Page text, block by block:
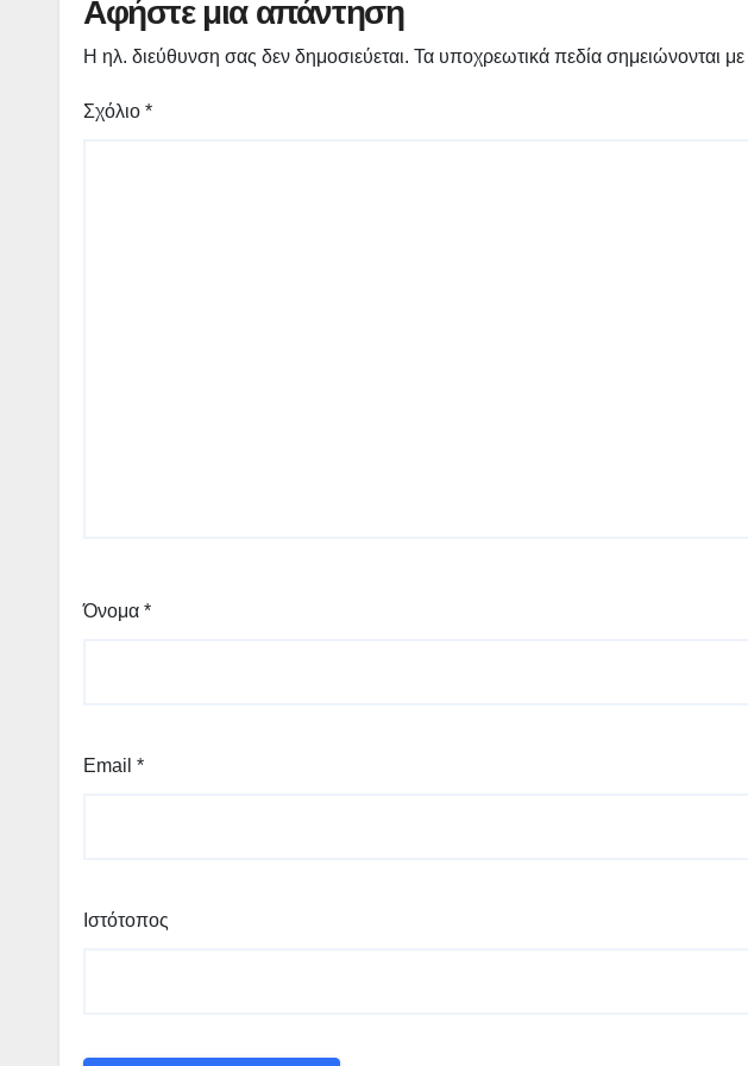
Αφήστε μια απάντηση
Η ηλ. διεύθυνση σας δεν δημοσιεύεται. Τα υποχρεωτικά πεδία σημειώνονται με
Σχόλιο *
Όνομα *
Email *
Ιστότοπος